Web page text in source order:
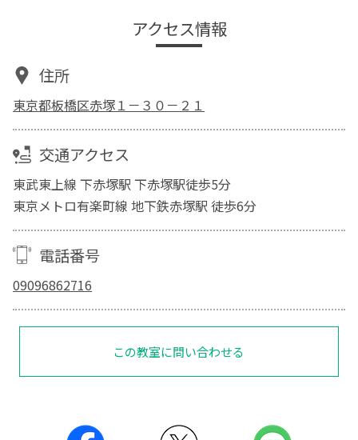
アクセス情報
住所
東京都板橋区赤塚１－３０－２１
交通アクセス
東武東上線 下赤塚駅 下赤塚駅徒歩5分
東京メトロ有楽町線 地下鉄赤塚駅 徒歩6分
電話番号
09096862716
この教室に問い合わせる